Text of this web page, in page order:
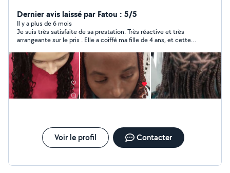
Instagram @lareinedestressessenegalaises
Dernier avis laissé par Fatou : 5/5
Il y a plus de 6 mois
Je suis très satisfaite de sa prestation. Très réactive et très
arrangeante sur le prix . Elle a coiffé ma fille de 4 ans, et cette
normalement. Je recommande fortement !
Voir le profil Contacter